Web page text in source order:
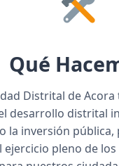
Qué
Distrital de
desarrollo distrital
la inversión pública,
pleno de